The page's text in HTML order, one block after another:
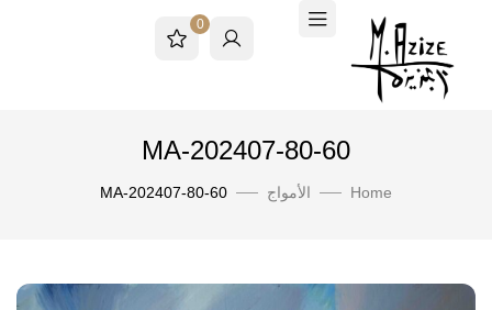
0
MA-202407-80-60
Home الأمواج MA-202407-80-60